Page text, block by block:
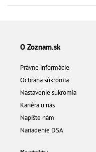
O Zoznam.sk
Právne informácie
Ochrana súkromia
Nastavenie súkromia
Kariéra u nás
Napíšte nám
Nariadenie DSA